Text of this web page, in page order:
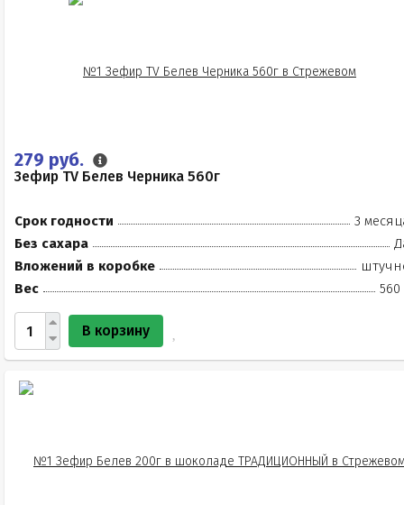
279 руб.
Зефир TV Белев Черника 560г
Срок годности
3
Без сахара
Вложений в коробке
Вес
560
В корзину